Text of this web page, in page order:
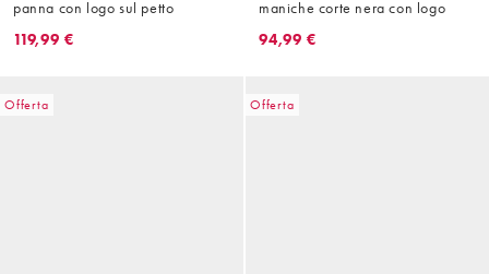
panna con logo sul petto
119,99 €
maniche corte nera con logo
94,99 €
Offerta Offerta